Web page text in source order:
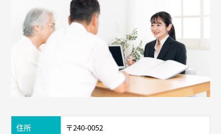
住所
〒240-0052